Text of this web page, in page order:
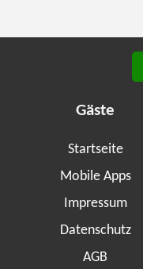
Gäste
Startseite
Mobile Apps
Impressum
Datenschutz
AGB